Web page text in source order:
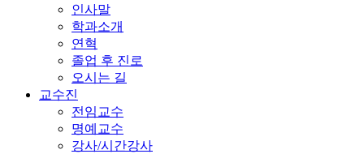
인사말
학과소개
연혁
졸업 후 진로
오시는 길
교수진
전임교수
명예교수
강사/시간강사